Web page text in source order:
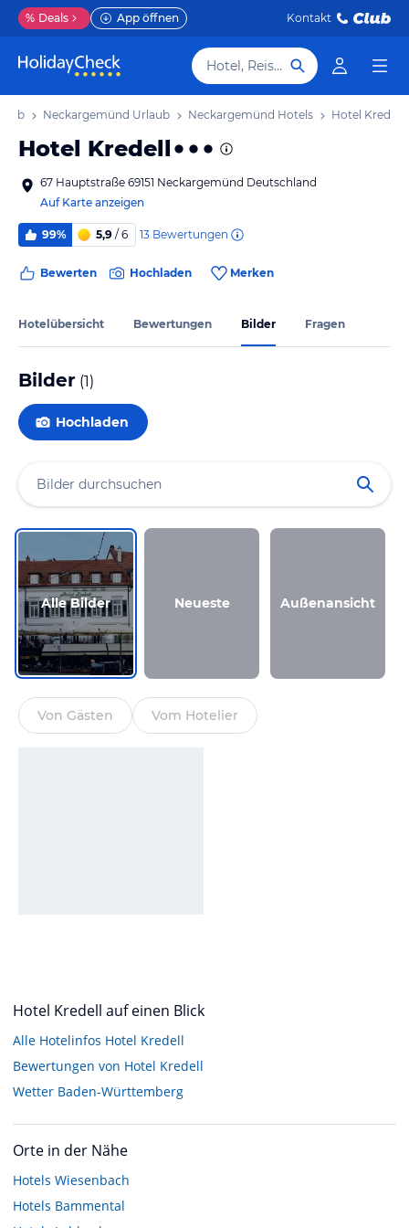
% Deals App öffnen Kontakt
Hotel, Reiseziel
Neckargemünd Urlaub Neckargemünd Hotels Hotel Kredell
Hotel Kredell
67 Hauptstraße 69151 Neckargemünd Deutschland
Auf Karte anzeigen
99% 5,9 / 6 13 Bewertungen
Bewerten Hochladen Merken
Hotelübersicht Bewertungen Bilder Fragen
Bilder (1)
Hochladen
Alle Bilder Neueste Außenansicht
Von Gästen Vom Hotelier
Hotel Kredell auf einen Blick
Alle Hotelinfos Hotel Kredell
Bewertungen von Hotel Kredell
Wetter Baden-Württemberg
Orte in der Nähe
Hotels Wiesenbach
Hotels Bammental